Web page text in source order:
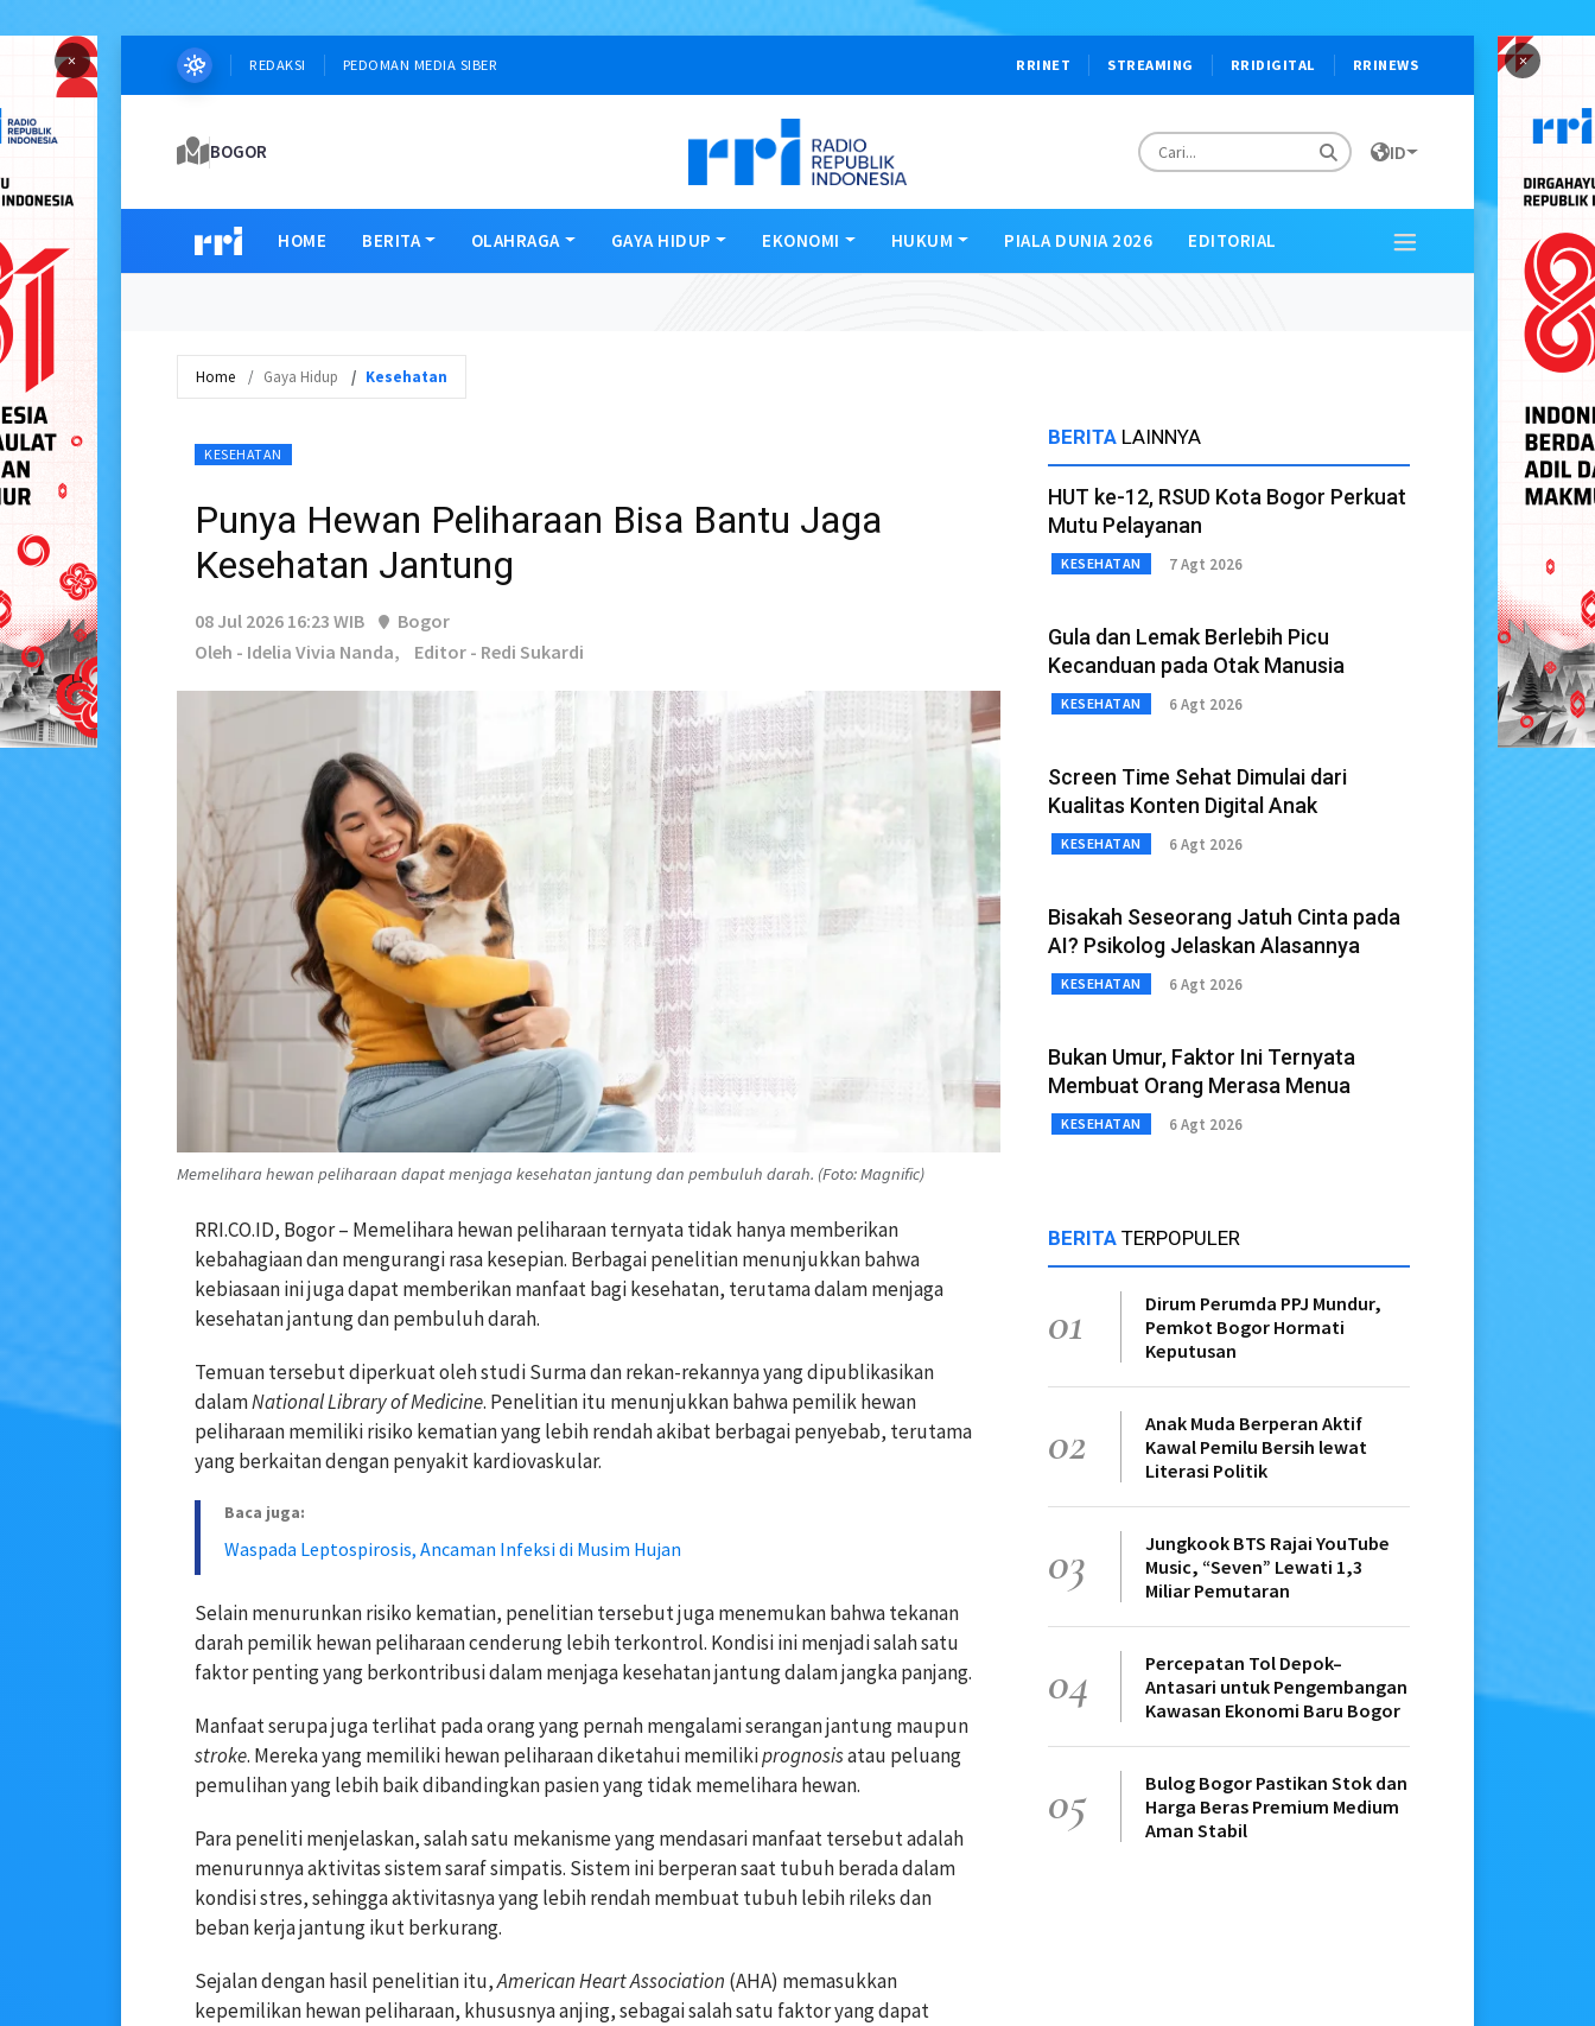
× ×
REDAKSI PEDOMAN MEDIA SIBER RRINET STREAMING RRIDIGITAL RRINEWS
BOGOR ID
HOME BERITA OLAHRAGA GAYA HIDUP EKONOMI HUKUM PIALA DUNIA 2026 EDITORIAL
Home Gaya Hidup Kesehatan
KESEHATAN
Punya Hewan Peliharaan Bisa Bantu Jaga
Kesehatan Jantung
08 Jul 2026 16:23 WIB
Bogor
Oleh - Idelia Vivia Nanda,
Editor - Redi Sukardi
Memelihara hewan peliharaan dapat menjaga kesehatan jantung dan pembuluh darah. (Foto: Magnific)
RRI.CO.ID, Bogor – Memelihara hewan peliharaan ternyata tidak hanya memberikan
kebahagiaan dan mengurangi rasa kesepian. Berbagai penelitian menunjukkan bahwa
kebiasaan ini juga dapat memberikan manfaat bagi kesehatan, terutama dalam menjaga
kesehatan jantung dan pembuluh darah.
Temuan tersebut diperkuat oleh studi Surma dan rekan-rekannya yang dipublikasikan
dalamNational Library of Medicine. Penelitian itu menunjukkan bahwa pemilik hewan
peliharaan memiliki risiko kematian yang lebih rendah akibat berbagai penyebab, terutama
yang berkaitan dengan penyakit kardiovaskular.
Baca juga:
Waspada Leptospirosis, Ancaman Infeksi di Musim Hujan
Selain menurunkan risiko kematian, penelitian tersebut juga menemukan bahwa tekanan
darah pemilik hewan peliharaan cenderung lebih terkontrol. Kondisi ini menjadi salah satu
faktor penting yang berkontribusi dalam menjaga kesehatan jantung dalam jangka panjang.
Manfaat serupa juga terlihat pada orang yang pernah mengalami serangan jantung maupun
stroke. Mereka yang memiliki hewan peliharaan diketahui memilikiprognosisatau peluang
pemulihan yang lebih baik dibandingkan pasien yang tidak memelihara hewan.
Para peneliti menjelaskan, salah satu mekanisme yang mendasari manfaat tersebut adalah
menurunnya aktivitas sistem saraf simpatis. Sistem ini berperan saat tubuh berada dalam
kondisi stres, sehingga aktivitasnya yang lebih rendah membuat tubuh lebih rileks dan
beban kerja jantung ikut berkurang.
Sejalan dengan hasil penelitian itu,American Heart Association (AHA) memasukkan
kepemilikan hewan peliharaan, khususnya anjing, sebagai salah satu faktor yang dapat
BERITA LAINNYA
HUT ke-12, RSUD Kota Bogor Perkuat
Mutu Pelayanan
KESEHATAN 7 Agt 2026
Gula dan Lemak Berlebih Picu
Kecanduan pada Otak Manusia
KESEHATAN 6 Agt 2026
Screen Time Sehat Dimulai dari
Kualitas Konten Digital Anak
KESEHATAN 6 Agt 2026
Bisakah Seseorang Jatuh Cinta pada
AI? Psikolog Jelaskan Alasannya
KESEHATAN 6 Agt 2026
Bukan Umur, Faktor Ini Ternyata
Membuat Orang Merasa Menua
KESEHATAN 6 Agt 2026
BERITA TERPOPULER
01
Dirum Perumda PPJ Mundur,
Pemkot Bogor Hormati
Keputusan
02
Anak Muda Berperan Aktif
Kawal Pemilu Bersih lewat
Literasi Politik
03
Jungkook BTS Rajai YouTube
Music, “Seven” Lewati 1,3
Miliar Pemutaran
04
Percepatan Tol Depok–
Antasari untuk Pengembangan
Kawasan Ekonomi Baru Bogor
05
Bulog Bogor Pastikan Stok dan
Harga Beras Premium Medium
Aman Stabil